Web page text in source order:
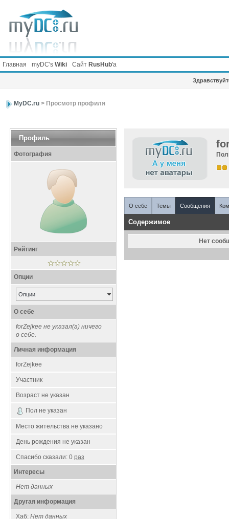
Главная myDC's Wiki Сайт RusHub'а
MyDC.ru> Просмотр профиля
Профиль
Фотография
Рейтинг
Опции
Опции
О себе
forZejkee не указал(а) ничего
о себе.
Личная информация
forZejkee
Участник
Возраст не указан
Пол не указан
Место жительства не указано
День рождения не указан
Спасибо сказали: 0 раз
Интересы
Нет данных
Другая информация
Хаб: Нет данных
О себе Темы Сообщения
Содержимое
Нет